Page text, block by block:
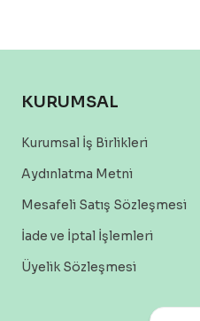
KURUMSAL
Kurumsal İş Birlikleri
Aydınlatma Metni
Mesafeli Satış Sözleşmesi
İade ve İptal İşlemleri
Üyelik Sözleşmesi